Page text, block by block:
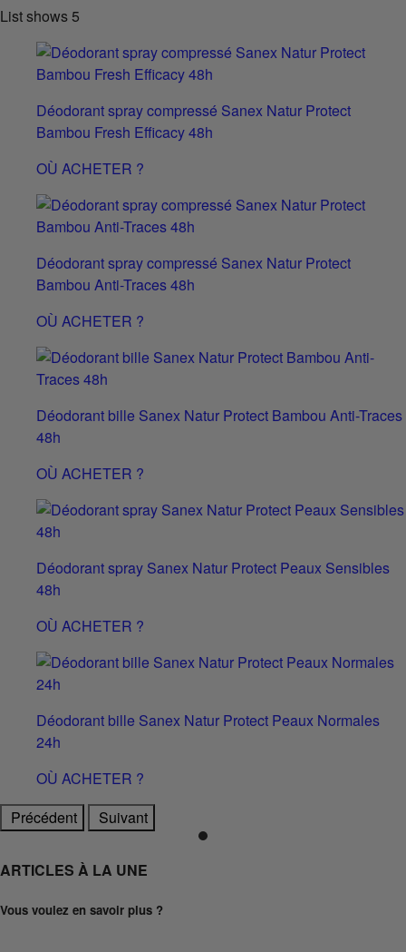
List shows5
Déodorant spray compressé Sanex Natur Protect
Bambou Fresh Efficacy 48h
OÙ ACHETER ?
Déodorant spray compressé Sanex Natur Protect
Bambou Anti-Traces 48h
OÙ ACHETER ?
Déodorant bille Sanex Natur Protect Bambou Anti-Traces
48h
OÙ ACHETER ?
Déodorant spray Sanex Natur Protect Peaux Sensibles
48h
OÙ ACHETER ?
Déodorant bille Sanex Natur Protect Peaux Normales
24h
OÙ ACHETER ?
Précédent
Suivant
ARTICLES À LA UNE
Vous voulez en savoir plus ?